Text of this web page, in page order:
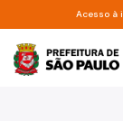
Pular para oAcesso à